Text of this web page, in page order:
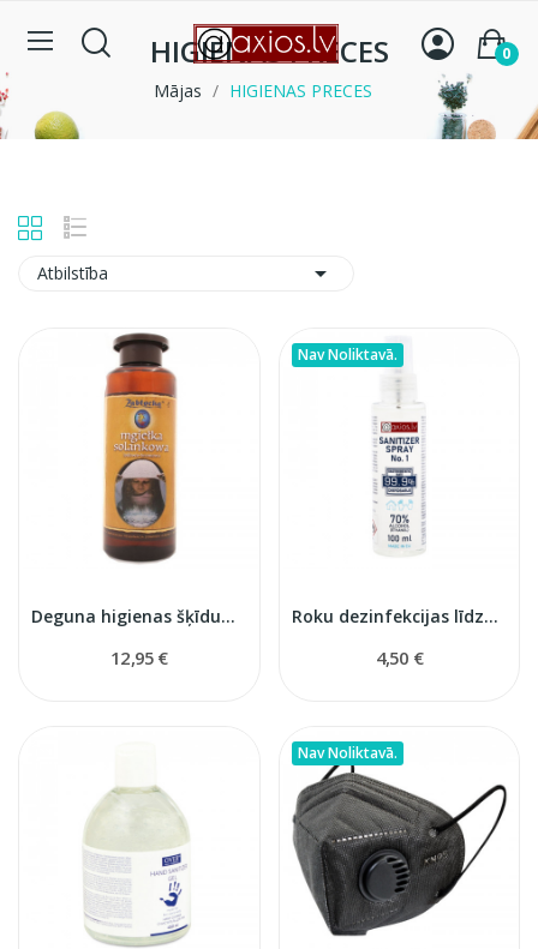
0
HIGIENAS PRECES
Mājas HIGIENAS PRECES
Atbilstība 
Deguna higienas šķīdums 950 ml
12,95 €
Nav Noliktavā.
Roku dezinfekcijas līdzeklis 100ml
4,50 €
Nav Noliktavā.